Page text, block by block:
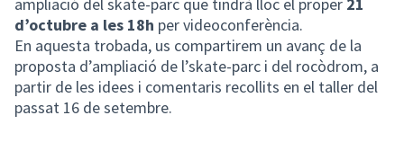
d’octubre a les 18h per videoconferència.
En aquesta trobada, us compartirem un avanç de la
proposta d’ampliació de l’skate-parc i del rocòdrom, a
partir de les idees i comentaris recollits en el taller del
passat 16 de setembre.